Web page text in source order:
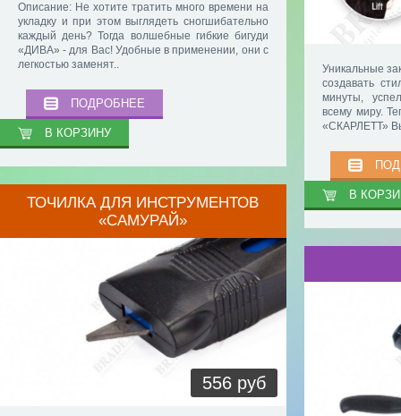
Уникальные
создавать
минуты,
всему миру.
«СКАРЛЕТТ»
В
Описание: Не хотите тратить много времени на
укладку и при этом выглядеть сногшибательно
каждый день? Тогда волшебные гибкие бигуди
«ДИВА» - для Вас! Удобные в применении, они с
легкостью заменят..
ПОДРОБНЕЕ
В КОРЗИНУ
ТОЧИЛКА ДЛЯ ИНСТРУМЕНТОВ
«САМУРАЙ»
556 руб